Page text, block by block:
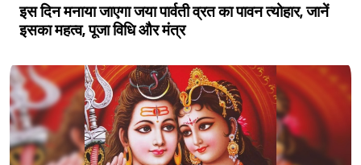
इस दिन मनाया जाएगा जया पार्वती व्रत का पावन त्योहार, जानें
इसका महत्व, पूजा विधि और मंत्र